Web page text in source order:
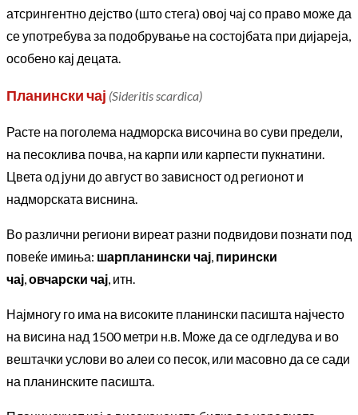
атсрингентно дејство (што стега) овој чај со право може да
се употребува за подобрување на состојбата при дијареја,
особено кај децата.
Планински чај (Sideritis scardica)
Расте на поголема надморска височина во суви предели,
на песоклива почва, на карпи или карпести пукнатини.
Цвета од јуни до август во зависност од регионот и
надморската виснина.
Во различни региони виреат разни подвидови познати под
повеќе имиња: шарпланински чај, пирински
чај,овчарски чај, итн.
Најмногу го има на високите планински пасишта најчесто
на висина над 1500 метри н.в. Може да се одгледува и во
вештачки услови во алеи со песок, или масовно да се сади
на планинските пасишта.